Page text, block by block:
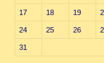
17 18 19
24 25 26
31